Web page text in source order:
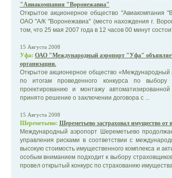
"Авиакомпания "Воронежавиа"
Открытое акционерное общество "Авиакомпания
ОАО "А/К "Воронежавиа" (место нахождения г.
том, что 25 мая 2007 года в 12 часов 00 минут
15 Августа 2008
Уфа: ОАО "Международный аэропорт "Уфа"
организации.
Открытое акционерное общество
по итогам проведенного конкурса по выбору
проектированию и монтажу
принято решение о заключении договора с ...
15 Августа 2008
Шереметьево: Шереметьево застраховал имущество от
Международный аэропорт Шереметьево
управления рисками в соответствии с
высокую стоимость имущественного комплекса и
особым вниманием подходит к выбору
провел открытый конкурс по страхованию